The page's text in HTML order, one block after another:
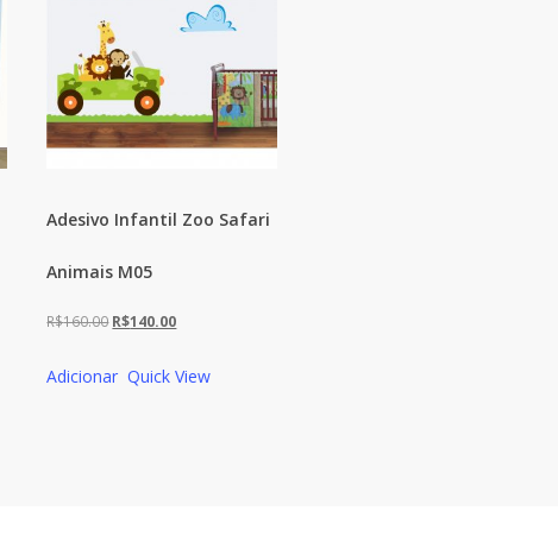
Adesivo Infantil Zoo Safari
Animais M05
R$160.00 O
original
R$140.00O
atual
Adicionar Quick View